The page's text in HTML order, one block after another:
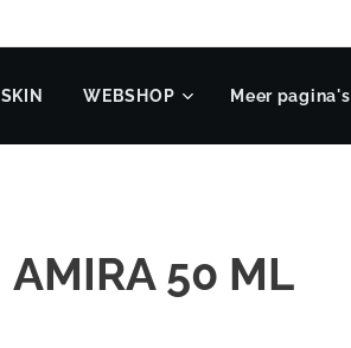
SKIN WEBSHOP Meer pagina's
AMIRA 50 ML